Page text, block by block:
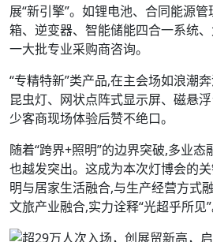
展“新引擎”。如锂电池、合同能源
箱、逆变器、智能储能四合一系统
一大批专业采购商咨询。
“专精特新”类产品,在主会场如浪潮
昆虫灯、网状点阵式显示屏、磁悬
少客商现场体验后赞不绝口。
随着“跨界+照明”的边界突破,多业态
也越发突出。这成为本次灯博会的
明与居家生活融合,与生产经营方式
文旅产业融合,实力诠释“光超乎所见”